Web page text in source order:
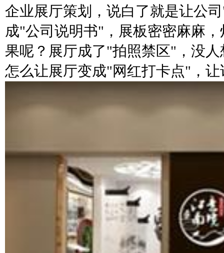
企业展厅策划，说白了就是让公
成"公司说明书"，展板密密麻麻
果呢？展厅成了"拍照禁区"，没
怎么让展厅变成"网红打卡点"，